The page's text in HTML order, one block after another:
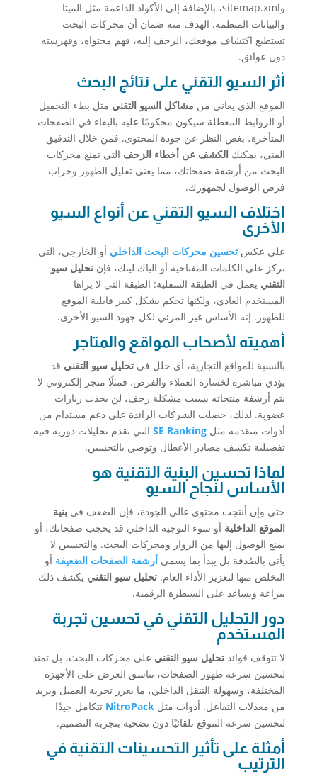
وsitemap.xml، بالإضافة إلى الأكواد الداعمة مثل الميتا
والبيانات المنظمة. الهدف منه ضمان أن محركات البحث
تستطيع اكتشاف موقعك، الزحف إليه، فهم محتواه، وفهرسته
دون عوائق.
أثر السيو التقني على نتائج البحث
الموقع الذي يعاني من مشاكل السيو التقني مثل بطء التحميل
أو الروابط المعطلة سيكون محكومًا عليه بالبقاء في الصفحات
المتأخرة، بغض النظر عن جودة المحتوى. فمن خلال التدقيق
الفني، يمكنك الكشف عن أخطاء الزحف التي تمنع محركات
البحث من أرشفة صفحاتك، مما يعني تقليل الظهور وخراب
فرص الوصول لجمهورك.
اختلاف السيو التقني عن أنواع السيو
الأخرى
على عكس تحسين محركات البحث الداخلي أو الخارجي، التي
تركز على الكلمات المفتاحية أو الباك لينك، فإن تحليل سيو
التقني يعمل في الطبقة السفلية: الطبقة التي لا يراها
المستخدم العادي، ولكنها تحكم بشكل كبير قابلية الموقع
للظهور. إنه الأساس غير المرئي لكل جهود السيو الأخرى.
أهميته لأصحاب المواقع والمتاجر
بالنسبة للمواقع التجارية، أي خلل في تحليل سيو التقني قد
يؤدي مباشرة لخسارة العملاء والفرص. فمثلًا متجر إلكتروني لا
يتم أرشفة منتجاته بسبب مشكلة زحف، لن يجذب زيارات
عضوية. لذلك، حصلت الشركات الرائدة على دعم مستدام من
أدوات متقدمة مثل SE Rankingالتي تقدم تحليلات دورية فنية
تفصيلية تكشف مصادر الأعطال وتوصي بالتحسين.
لماذا تحسين البنية التقنية هو
الأساس لنجاح السيو
حتى وإن أنتجت محتوى عالي الجودة، فإن الضعف في بنية
الموقع الداخلية أو سوء التوجيه الداخلي قد يحجب صفحاتك، أو
يمنع الوصول إليها من الزوار ومحركات البحث. والتحسين لا
يأتي بالصُدفة بل يبدأ بما يسمى أرشفة الصفحات الضعيفة أو
التخلص منها لتعزيز الأداء العام. تحليل سيو التقني يكشف ذلك
ببراعة ويساعد على السيطرة الرقمية.
دور التحليل التقني في تحسين تجربة
المستخدم
لا تتوقف فوائد تحليل سيو التقني على محركات البحث، بل تمتد
لتحسين سرعة ظهور الصفحات، تناسق العرض على الأجهزة
المختلفة، وسهولة التنقل الداخلي، ما يعزز تجربة العميل ويزيد
من معدلات التفاعل. أدوات مثل NitroPack تتكامل جيدًا
لتحسين سرعة الموقع تلقائيًا دون تضحية بتجربة التصميم.
أمثلة على تأثير التحسينات التقنية في
الترتيب